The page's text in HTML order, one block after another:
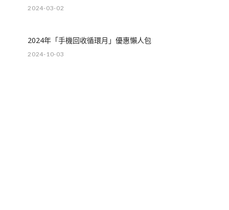
2024-03-02
2024年「手機回收循環月」優惠懶人包
2024-10-03